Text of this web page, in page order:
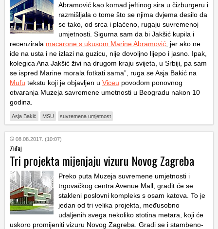
Abramović kao komad jeftinog sira u čizburgeru i
razmišljala o tome što se njima dvjema desilo da
se tako, od srca i plaćeno, rugaju suvremenoj
umjetnosti. Sigurna sam da bi Jakšić kupila i
recenzirala macarone s ukusom Marine Abramović , jer ako ne
ide na usta i ne izlazi na guzicu, nije dovoljno lijepo i jasno. Ipak,
kolegica Ana Jakšić živi na drugom kraju svijeta, u Srbiji, pa sam
se ispred Marine morala fotkati sama”, ruga se Asja Bakić na
Mufu tekstu koji je objavljen u Viceu povodom ponovnog
otvaranja Muzeja savremene umetnosti u Beogradu nakon 10
godina.
Asja Bakić MSU suvremena umjetnost
08.08.2017. (10:07)
Ziđaj
Tri projekta mijenjaju vizuru Novog Zagreba
Preko puta Muzeja suvremene umjetnosti i
trgovačkog centra Avenue Mall, gradit će se
stakleni poslovni kompleks s osam katova. To je
jedan od tri velika projekta, međusobno
udaljenih svega nekoliko stotina metara, koji će
uskoro promijeniti vizuru Novog Zagreba. Gradi se i stambeno-